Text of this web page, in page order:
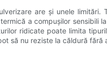
are și unele
a compușilor sensibili
ridicate poate limita
să nu reziste la căldură fără